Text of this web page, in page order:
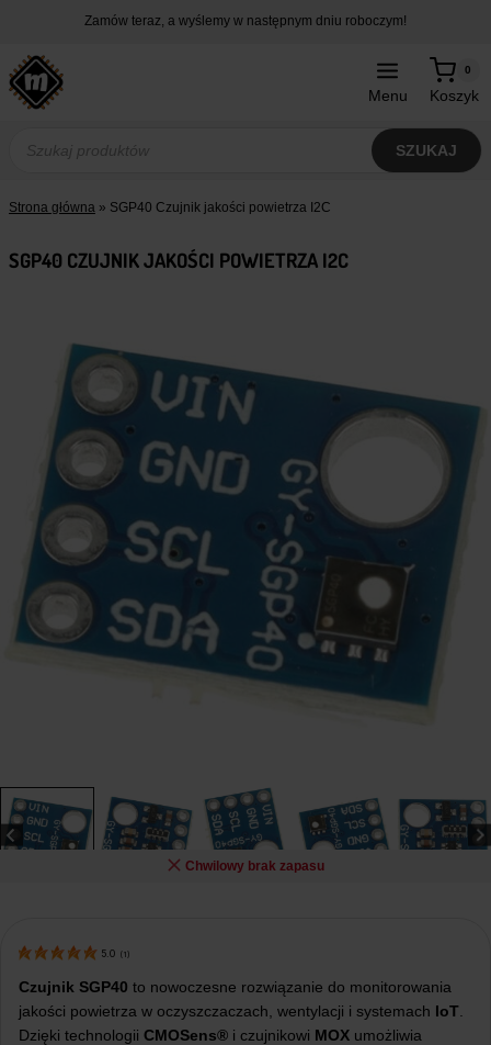
treści
Zamów teraz, a wyślemy w następnym dniu roboczym!
Menu Koszyk
0
produktów
SZUKAJ
Strona główna » SGP40 Czujnik jakości powietrza I2C
SGP40 CZUJNIK JAKOŚCI POWIETRZA I2C
Chwilowy brak zapasu
5.0 (1)
Czujnik SGP40 to nowoczesne rozwiązanie do monitorowania
jakości powietrza w oczyszczaczach, wentylacji i systemach IoT
Dzięki technologii CMOSens® i czujnikowi MOX umożliwia